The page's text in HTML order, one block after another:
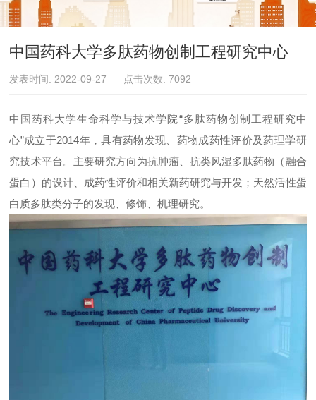
中国药科大学多肽药物创制工程研究中心
发表时间: 2022-09-27 点击次数: 7092
中国药科大学生命科学与技术学院“多肽药物创制工程研究中
心”成立于2014年，具有药物发现、药物成药性评价及药理学研
究技术平台。主要研究方向为抗肿瘤、抗类风湿多肽药物（融合
蛋白）的设计、成药性评价和相关新药研究与开发；天然活性蛋
白质多肽类分子的发现、修饰、机理研究。